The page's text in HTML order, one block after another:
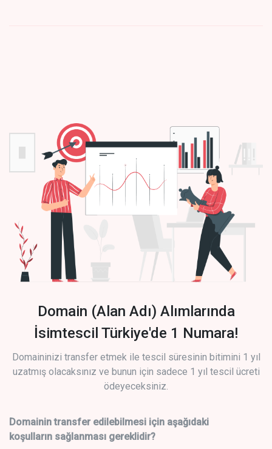
Domain (Alan Adı) Alımlarında
İsimtescil Türkiye'de 1 Numara!
Domaininizi transfer etmek ile tescil süresinin bitimini 1 yıl
uzatmış olacaksınız ve bunun için sadece 1 yıl tescil ücreti
ödeyeceksiniz.
Domainin transfer edilebilmesi için aşağıdaki
koşulların sağlanması gereklidir?